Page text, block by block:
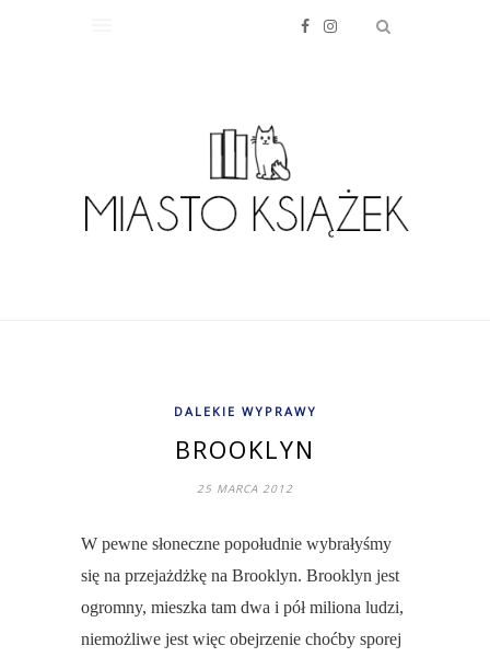
DALEKIE WYPRAWY
BROOKLYN
25 MARCA 2012
W pewne słoneczne popołudnie wybrałyśmy
się na przejażdżkę na Brooklyn. Brooklyn jest
ogromny, mieszka tam dwa i pół miliona ludzi,
niemożliwe jest więc obejrzenie choćby sporej